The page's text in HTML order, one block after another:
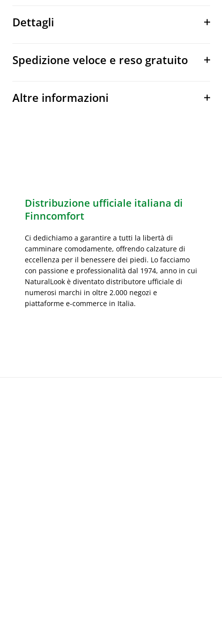
Dettagli
Spedizione veloce e reso gratuito
Altre informazioni
Distribuzione ufficiale italiana di
Finncomfort
Ci dedichiamo a garantire a tutti la libertà di
camminare comodamente, offrendo calzature di
eccellenza per il benessere dei piedi. Lo facciamo
con passione e professionalità dal 1974, anno in cui
NaturalLook è diventato distributore ufficiale di
numerosi marchi in oltre 2.000 negozi e
piattaforme e-commerce in Italia.